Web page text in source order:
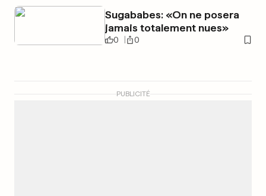
Sugababes: «On ne posera
jamais totalement nues»
0 0
PUBLICITÉ